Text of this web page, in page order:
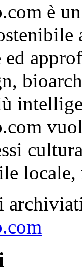
è
locale,